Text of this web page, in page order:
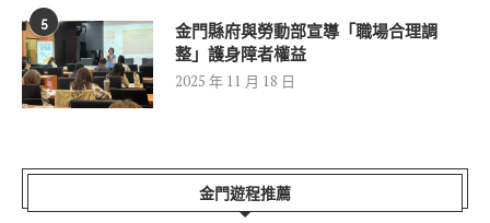
5
金門縣府與勞動部宣導「職場合理調
整」護身障者權益
2025 年 11 月 18 日
金門遊程推薦